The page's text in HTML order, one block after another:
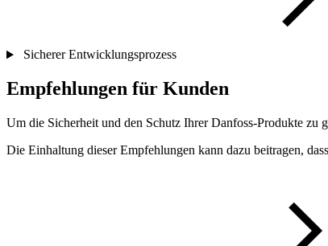
Sicherer Entwicklungsprozess
Empfehlungen für Kunden
Um die Sicherheit und den Schutz Ihrer Danfoss-Produkte zu
Die Einhaltung dieser Empfehlungen kann dazu beitragen,